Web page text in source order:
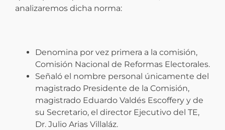
analizaremos dicha norma:
Denomina por vez primera a la comisión,
Comisión Nacional de Reformas Electorales.
Señaló el nombre personal únicamente del
magistrado Presidente de la Comisión,
magistrado Eduardo Valdés Escoffery y de
su Secretario, el director Ejecutivo del TE,
Dr. Julio Arias Villaláz.